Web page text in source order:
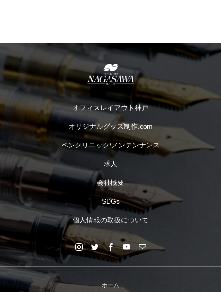
オフィスレイアウト神戸
オリジナルグッズ制作.com
ペンクリニック/メンテンナンス
求人
会社概要
SDGs
個人情報の取扱について
ホーム